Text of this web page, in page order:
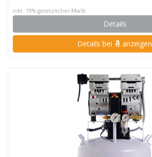
inkl. 19% gesetzlicher MwSt.
Details
Details bei anzeigen